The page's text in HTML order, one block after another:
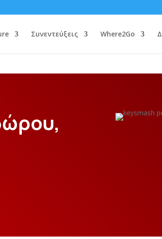
Συνεντεύξεις Where2Go